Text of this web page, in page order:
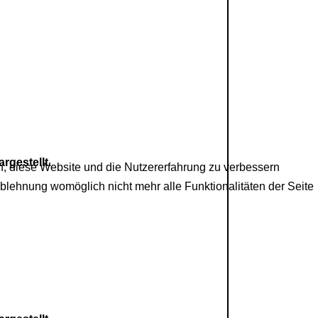
diese Website und die Nutzererfahrung zu verbessern
womöglich nicht mehr alle Funktionalitäten der Seite